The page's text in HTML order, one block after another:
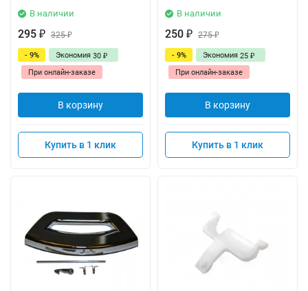
В наличии
295 ₽ 325₽
- 9% Экономия 30 ₽
При онлайн-заказе
В корзину
Купить в 1 клик
В наличии
250 ₽ 275₽
- 9% Экономия 25 ₽
При онлайн-заказе
В корзину
Купить в 1 клик